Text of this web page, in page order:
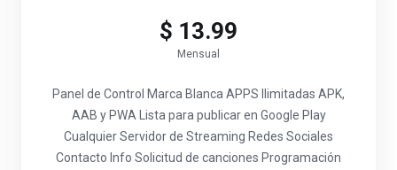
$ 13.99
Mensual
Panel de Control Marca Blanca APPS Ilimitadas APK,
AAB y PWA Lista para publicar en Google Play
Cualquier Servidor de Streaming Redes Sociales
Contacto Info Solicitud de canciones Programación